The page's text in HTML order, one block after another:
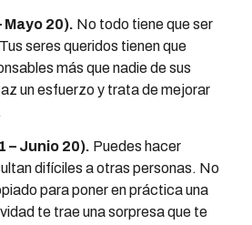
Mayo 20). No todo tiene que ser
seres queridos tienen que
más que nadie de sus
un esfuerzo y trata de mejorar
– Junio 20). Puedes hacer
difíciles a otras personas. No
para poner en práctica una
te trae una sorpresa que te